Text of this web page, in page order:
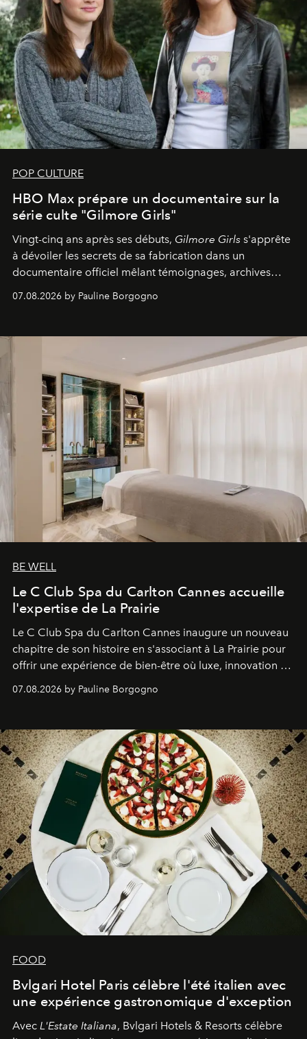
POP CULTURE
HBO Max prépare un documentaire sur la
série culte "Gilmore Girls"
Vingt-cinq ans après ses débuts, Gilmore Girls s'apprête
à dévoiler les secrets de sa fabrication dans un
documentaire officiel mêlant témoignages, archives
inédites et plongée dans les coulisses d'un phénomène
générationnel.
07.08.2026 by Pauline Borgogno
BE WELL
Le C Club Spa du Carlton Cannes accueille
l'expertise de La Prairie
Le C Club Spa du Carlton Cannes inaugure un nouveau
chapitre de son histoire en s'associant à La Prairie pour
offrir une expérience de bien-être où luxe, innovation et
expertise se rencontrent.
07.08.2026 by Pauline Borgogno
FOOD
Bvlgari Hotel Paris célèbre l'été italien avec
une expérience gastronomique d'exception
Avec L'Estate Italiana, Bvlgari Hotels & Resorts célèbre